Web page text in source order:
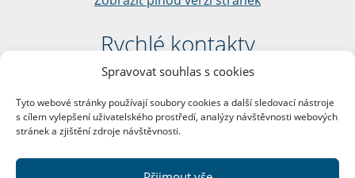
Spravovat souhlas s cookies
Tyto webové stránky používají soubory cookies a další sledovací nástroje
s cílem vylepšení uživatelského prostředí, analýzy návštěvnosti webových
stránek a zjištění zdroje návštěvnosti.
Rychlé kontakty
Filozofická fakulta
nám. Jana Palacha 1/2
116 38 Praha 1
DIČ: CZ00216208